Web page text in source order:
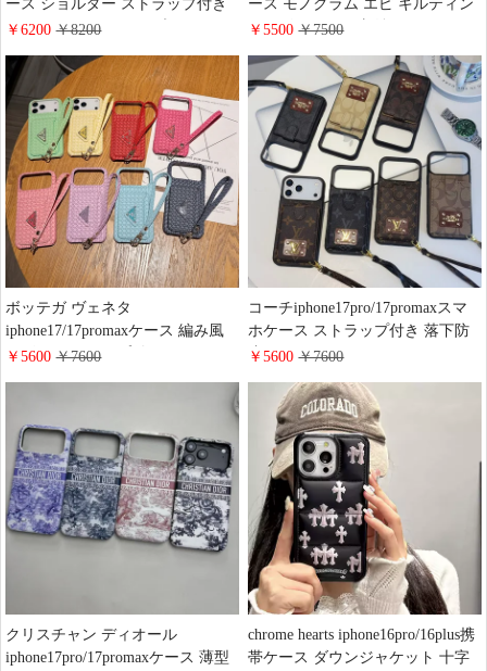
ース ショルダー ストラップ付き
モノグラム おしゃれ ブランド
がけ スタンド機能 LV Galaxy
s25/s25ultraケース カード収納 大
容量
￥6200￥8200
ース モノグラム エピ キルティン
グレザー カード収納 LV アイフォ
耐衝撃 大人 かわいい Galaxy
s25/s24/s23ケース ブランド パロデ
ィ
￥5500￥7500
ボッテガ ヴェネタ
iphone17/17promaxケース 編み風
レザー ストラップ付き Prada
ド収納 耐衝撃 最強 ハイブランド
Galaxy S25/S24/S23ケース レデイ
ース 人気
￥5600￥7600
コーチiphone17pro/17promaxスマ
ホケース ストラップ付き 落下防
止 vuitton風 iphone16pro/15/14ケー
りたたみ 背面 収納 ハイブランド
Galaxy S25 S25Ultra携帯ケース レ
ザー モノグラム柄
￥5600￥7600
クリスチャン ディオール
iphone17pro/17promaxケース 薄型
chrome hearts iphone16pro/16plus携
帯ケース ダウンジャケット 十字